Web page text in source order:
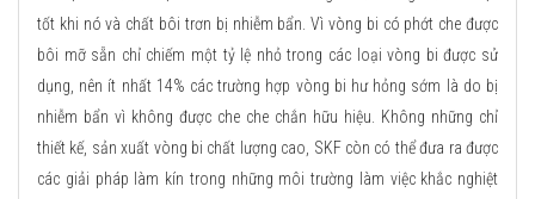
tốt khi nó và chất bôi trơn bị nhiễm bẩn. Vì vòng bi có phớt che được
bôi mỡ sẵn chỉ chiếm một tỷ lệ nhỏ trong các loại vòng bi được sử
dụng, nên ít nhất 14% các trường hợp vòng bi hư hỏng sớm là do bị
nhiễm bẩn vì không được che che chắn hữu hiệu. Không những chỉ
thiết kế, sản xuất vòng bi chất lượng cao, SKF còn có thể đưa ra được
các giải pháp làm kín trong những môi trường làm việc khắc nghiệt